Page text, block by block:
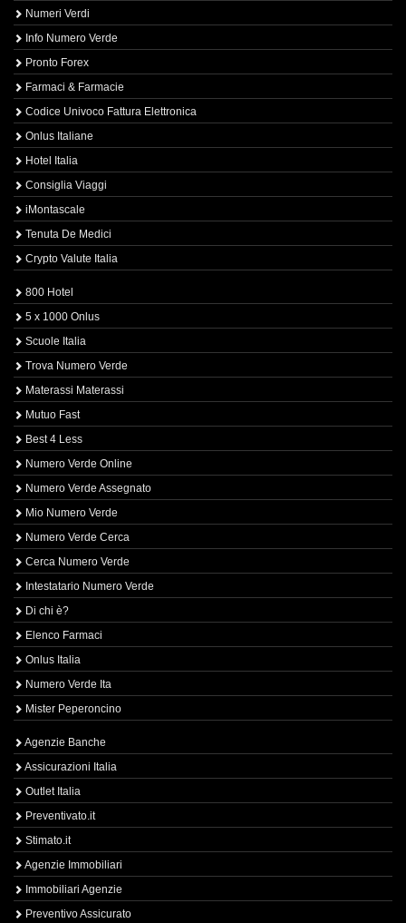
Numeri Verdi
Info Numero Verde
Pronto Forex
Farmaci & Farmacie
Codice Univoco Fattura Elettronica
Onlus Italiane
Hotel Italia
Consiglia Viaggi
iMontascale
Tenuta De Medici
Crypto Valute Italia
800 Hotel
5 x 1000 Onlus
Scuole Italia
Trova Numero Verde
Materassi Materassi
Mutuo Fast
Best 4 Less
Numero Verde Online
Numero Verde Assegnato
Mio Numero Verde
Numero Verde Cerca
Cerca Numero Verde
Intestatario Numero Verde
Di chi è?
Elenco Farmaci
Onlus Italia
Numero Verde Ita
Mister Peperoncino
Agenzie Banche
Assicurazioni Italia
Outlet Italia
Preventivato.it
Stimato.it
Agenzie Immobiliari
Immobiliari Agenzie
Preventivo Assicurato